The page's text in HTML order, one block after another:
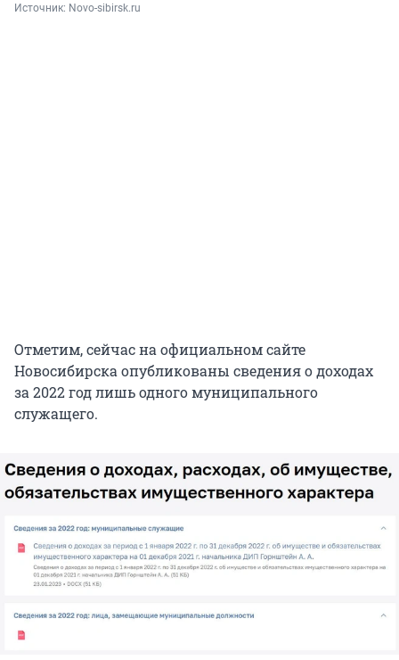
Источник: Novo-sibirsk.ru
Отметим, сейчас на официальном сайте
Новосибирска опубликованы сведения о доходах
за 2022 год лишь одного муниципального
служащего.